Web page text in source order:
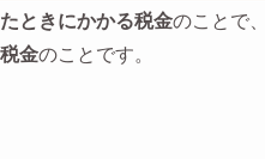
ときにかかる税金のことで
金のことです。